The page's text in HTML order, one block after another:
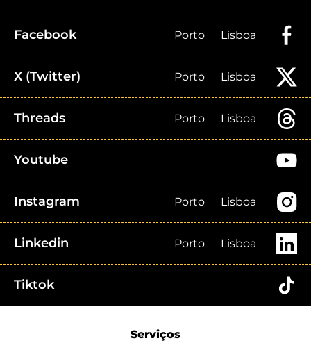
Facebook Porto Lisboa
X (Twitter) Porto Lisboa
Threads Porto Lisboa
Youtube
Instagram Porto Lisboa
Linkedin Porto Lisboa
Tiktok
Serviços